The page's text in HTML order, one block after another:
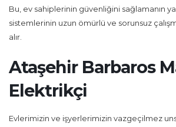
Bu, ev sahiplerinin güvenliğini sağlamanın
sistemlerinin uzun ömürlü ve sorunsuz
alır.
Ataşehir Barbaros
Elektrikçi
Evlerimizin ve işyerlerimizin vazgeçilmez